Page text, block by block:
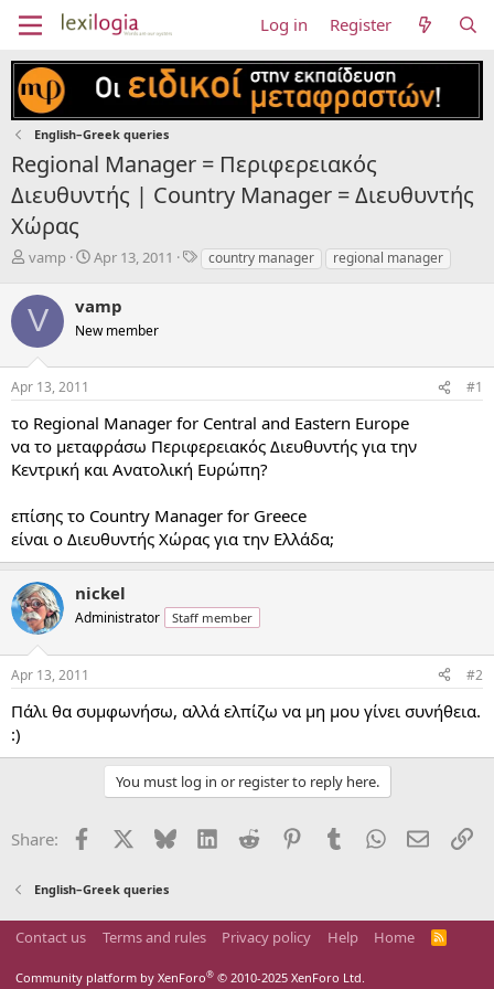
Log in Register
English–Greek queries
Regional Manager = Περιφερειακός
Διευθυντής | Country Manager = Διευθυντής
Χώρας
T
r
e
t
a
t
e
vamp
S
r
t
e
Apr 13, 2011
Tcountry manager regional manager
V vamp
New member
Apr 13, 2011 #1
το Regional Manager for Central and Eastern Europe
να το μεταφράσω Περιφερειακός Διευθυντής για την
Κεντρική και Ανατολική Ευρώπη?
επίσης το Country Manager for Greece
είναι ο Διευθυντής Χώρας για την Ελλάδα;
nickel
Administrator Staff member
Apr 13, 2011 #2
Πάλι θα συμφωνήσω, αλλά ελπίζω να μη μου γίνει συνήθεια.
:)
You must log in or register to reply here.
Share: Facebook Bluesky LinkedInReddit PinterestTumblrWhatsApp
Email
English–Greek queries
Contact us Terms and rules Privacy policy Help Home
R
Community platform by XenForo® © 2010-2025 XenForo Ltd.